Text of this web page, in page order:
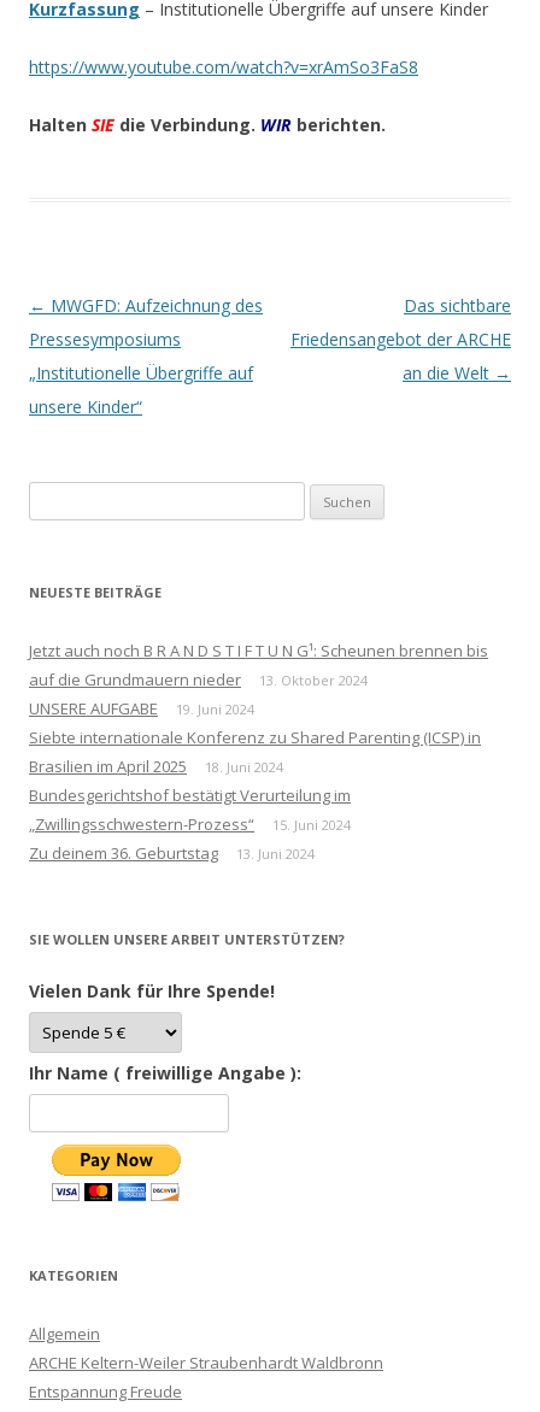
Kurzfassung – Institutionelle Übergriffe auf unsere Kinder
https://www.youtube.com/watch?v=xrAmSo3FaS8
Halten SIE die Verbindung. WIR berichten.
Beitrags-
Navigation
← MWGFD: Aufzeichnung des
Pressesymposiums
„Institutionelle Übergriffe auf
unsere Kinder“
Das sichtbare
Friedensangebot der ARCHE
an die Welt →
nach:
NEUESTE BEITRÄGE
Jetzt auch noch B R A N D S T I F T U N G¹: Scheunen brennen bis
auf die Grundmauern nieder
13. Oktober 2024
UNSERE AUFGABE 19. Juni 2024
Siebte internationale Konferenz zu Shared Parenting (ICSP) in
Brasilien im April 2025
18. Juni 2024
Bundesgerichtshof bestätigt Verurteilung im
„Zwillingsschwestern-Prozess“
15. Juni 2024
Zu deinem 36. Geburtstag 13. Juni 2024
SIE WOLLEN UNSERE ARBEIT UNTERSTÜTZEN?
Vielen Dank für Ihre Spende!
Ihr Name ( freiwillige Angabe ):
KATEGORIEN
Allgemein
ARCHE Keltern-Weiler Straubenhardt Waldbronn
Entspannung Freude